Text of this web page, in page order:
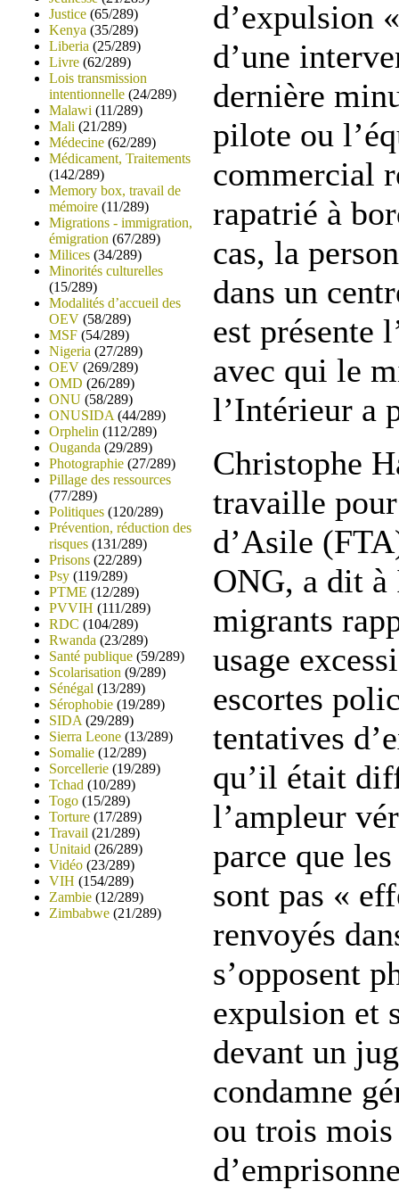
Justice (65/289)
Kenya (35/289)
Liberia (25/289)
Livre (62/289)
Lois transmission
intentionnelle (24/289)
Malawi (11/289)
Mali (21/289)
Médecine (62/289)
Médicament, Traitements
(142/289)
Memory box, travail de
mémoire (11/289)
Migrations - immigration,
émigration (67/289)
Milices (34/289)
Minorités culturelles
(15/289)
Modalités d’accueil des
OEV (58/289)
MSF (54/289)
Nigeria (27/289)
OEV (269/289)
OMD (26/289)
ONU (58/289)
ONUSIDA (44/289)
Orphelin (112/289)
Ouganda (29/289)
Photographie (27/289)
Pillage des ressources
(77/289)
Politiques (120/289)
Prévention, réduction des
risques (131/289)
Prisons (22/289)
Psy (119/289)
PTME (12/289)
PVVIH (111/289)
RDC (104/289)
Rwanda (23/289)
Santé publique (59/289)
Scolarisation (9/289)
Sénégal (13/289)
Sérophobie (19/289)
SIDA (29/289)
Sierra Leone (13/289)
Somalie (12/289)
Sorcellerie (19/289)
Tchad (10/289)
Togo (15/289)
Torture (17/289)
Travail (21/289)
Unitaid (26/289)
Vidéo (23/289)
VIH (154/289)
Zambie (12/289)
Zimbabwe (21/289)
d’expulsion
d’une
dernière
pilote ou
commercial
rapatrié à
cas, la
dans un
est présente
avec qui le
l’Intérieur a
Christophe
travaille
d’Asile
ONG, a dit
migrants
usage
escortes
tentatives
qu’il était
l’ampleur
parce que
sont pas «
renvoyés
s’opposent
expulsion et
devant un
condamne
ou trois mois